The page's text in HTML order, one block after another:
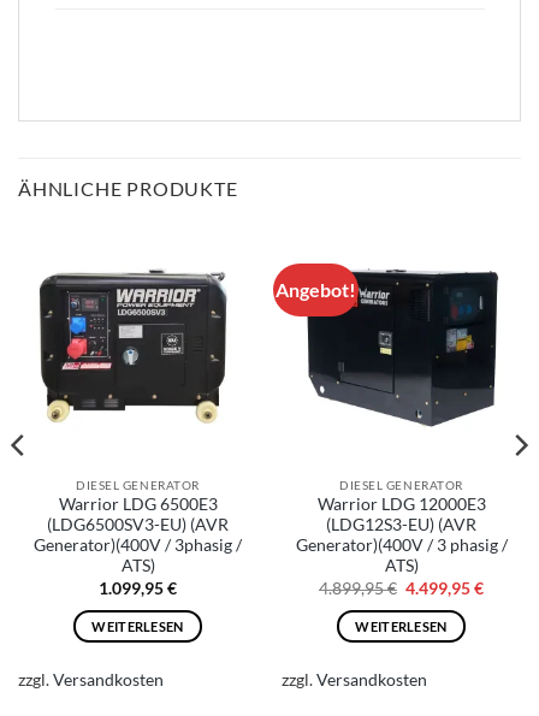
ÄHNLICHE PRODUKTE
DIESEL GENERATOR
Warrior LDG 6500E3
(LDG6500SV3-EU) (AVR
Generator)(400V / 3phasig /
ATS)
1.099,95€
WEITERLESEN
zzgl.Versandkosten
Angebot!
DIESEL GENERATOR
Warrior LDG 12000E3
(LDG12S3-EU) (AVR
Generator)(400V / 3 phasig /
ATS)
4.899,95€ Ursprünglicher
war:
4.899,95 €
4.499,95€
WEITERLESEN
zzgl.Versandkosten